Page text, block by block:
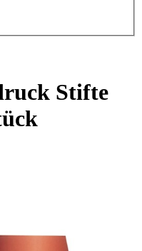
Stifte